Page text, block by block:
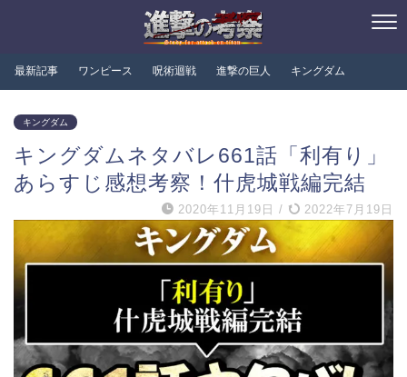
最新記事 ワンピース 呪術迴戦 進撃の巨人 キングダム
キングダム
キングダムネタバレ661話「利有り」
あらすじ感想考察！什虎城戦編完結
2020年11月19日 / 2022年7月19日